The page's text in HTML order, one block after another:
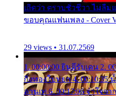
เถิดว่า ตราบชั่วชีวา ไม่ลืม
ขอบคุณแฟนเพลง - Cover
29 views • 31.07.2569
1. 00:00:00 ยินดีรับเดน 2.
กิ่งทองใบหยก 4. 00:10:35
ลานเท 6. 00:17:06 จำใจจ